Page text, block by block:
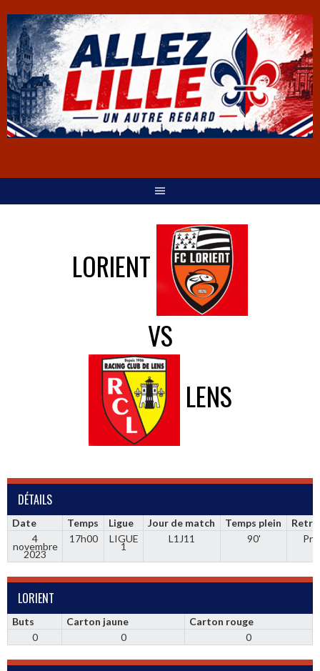
LORIENT
VS
LENS
DÉTAILS
Date Temps Ligue Jour de match Temps plein
4
novembre
2023
17h00 LIGUE
1
L1J11 90'
LORIENT
Buts Carton jaune
Carton rouge
0
0 0